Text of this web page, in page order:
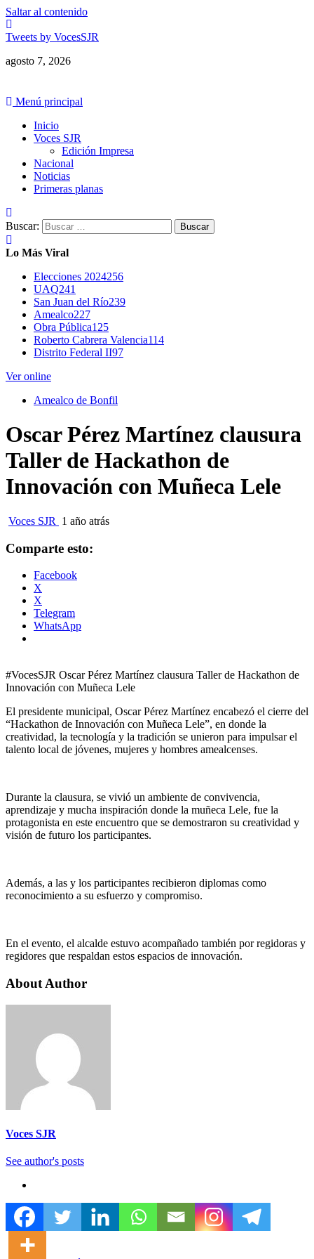
Saltar al contenido
Tweets by VocesSJR
agosto 7, 2026
Menú principal
Inicio
Voces SJR
Edición Impresa
Nacional
Noticias
Primeras planas
Buscar:
Lo Más Viral
Elecciones 2024256
UAQ241
San Juan del Río239
Amealco227
Obra Pública125
Roberto Cabrera Valencia114
Distrito Federal II97
Ver online
Amealco de Bonfil
Oscar Pérez Martínez clausura
Taller de Hackathon de
Innovación con Muñeca Lele
Voces SJR 1 año atrás
Comparte esto:
Facebook
X
X
Telegram
WhatsApp
#VocesSJR Oscar Pérez Martínez clausura Taller de Hackathon de
Innovación con Muñeca Lele
El presidente municipal, Oscar Pérez Martínez encabezó el cierre del
“Hackathon de Innovación con Muñeca Lele”, en donde la
creatividad, la tecnología y la tradición se unieron para impulsar el
talento local de jóvenes, mujeres y hombres amealcenses.
Durante la clausura, se vivió un ambiente de convivencia,
aprendizaje y mucha inspiración donde la muñeca Lele, fue la
protagonista en este encuentro que se demostraron su creatividad y
visión de futuro los participantes.
Además, a las y los participantes recibieron diplomas como
reconocimiento a su esfuerzo y compromiso.
En el evento, el alcalde estuvo acompañado también por regidoras y
regidores que respaldan estos espacios de innovación.
About Author
Voces SJR
See author's posts